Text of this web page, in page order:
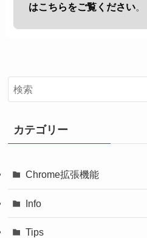
はこちらをご覧ください。
カテゴリー
Chrome拡張機能
Info
Tips